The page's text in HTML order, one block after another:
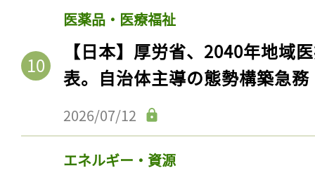
医薬品・医療福祉
【日本】厚労省、2040年地域
表。自治体主導の態勢構築急務
2026/07/12
エネルギー・資源